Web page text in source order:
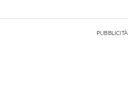
PUBBLICITÀ